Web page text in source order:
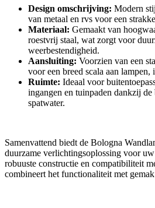
Design omschrijving: Modern
van metaal en rvs voor een
Materiaal: Gemaakt van
roestvrij staal, wat zorgt voor
weerbestendigheid.
Aansluiting: Voorzien van een
voor een breed scala aan
Ruimte: Ideaal voor
ingangen en tuinpaden dankzij de
spatwater.
Samenvattend biedt de Bologna
duurzame verlichtingsoplossing voor
robuuste constructie en compatibiliteit
combineert het functionaliteit met